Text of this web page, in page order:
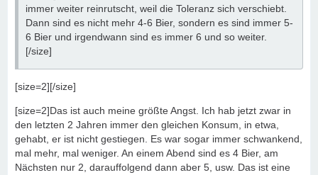
immer weiter reinrutscht, weil die Toleranz sich verschiebt.
Dann sind es nicht mehr 4-6 Bier, sondern es sind immer 5-
6 Bier und irgendwann sind es immer 6 und so weiter.
[/size]
[size=2][/size]
[size=2]Das ist auch meine größte Angst. Ich hab jetzt zwar in
den letzten 2 Jahren immer den gleichen Konsum, in etwa,
gehabt, er ist nicht gestiegen. Es war sogar immer schwankend,
mal mehr, mal weniger. An einem Abend sind es 4 Bier, am
Nächsten nur 2, darauffolgend dann aber 5, usw. Das ist eine